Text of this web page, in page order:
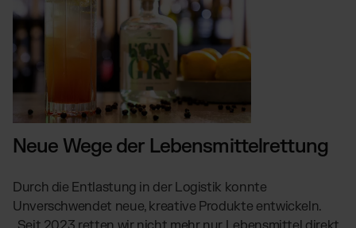
Neue Wege der Lebensmittelrettung
Durch die Entlastung in der Logistik konnte
Unverschwendet neue, kreative Produkte entwickeln.